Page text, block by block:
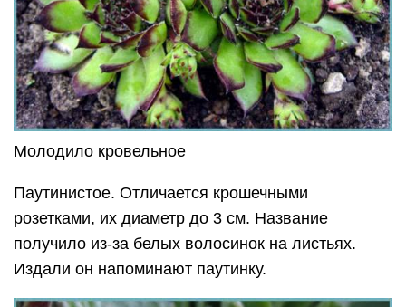
Молодило кровельное
Паутинистое. Отличается крошечными
розетками, их диаметр до 3 см. Название
получило из-за белых волосинок на листьях.
Издали он напоминают паутинку.